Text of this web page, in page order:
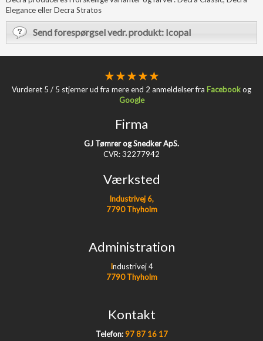
Elegance eller Decra Stratos
Send forespørgsel vedr. produkt: Icopal
★★ ★ ★★
​Vurderet 5 / 5 stjerner ud fra mere end 2 anmeldelser fra Facebookog
Google
Firma
GJ Tømrer og Snedker ApS.
CVR: 32277942
Værksted
Industrivej 6,
7790 Thyholm
Administration
Industrivej 4
7790 Thyholm
Kontakt
Telefon:97 87 16 17​